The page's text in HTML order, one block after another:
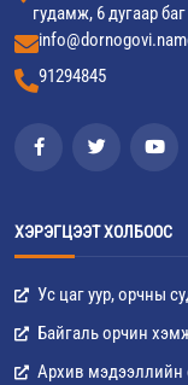
гудамж, 6 дугаар баг
91294845
ХЭРЭГЦЭЭТ ХОЛБООС
Ус цаг уур, орчны
Байгаль орчин
Архив мэдээллийн